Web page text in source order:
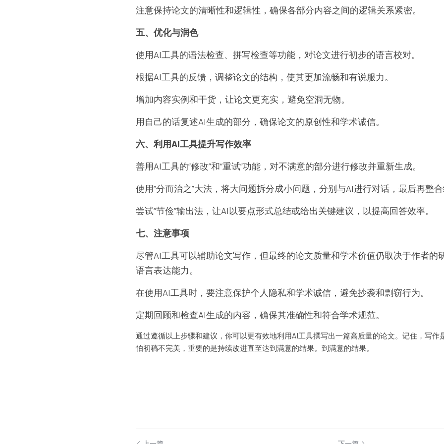
注意保持论文的清晰性和逻辑性，确保各部分内容之间的逻辑关系紧密。
五、优化与润色
使用AI工具的语法检查、拼写检查等功能，对论文进行初步的语言校对。
根据AI工具的反馈，调整论文的结构，使其更加流畅和有说服力。
增加内容实例和干货，让论文更充实，避免空洞无物。
用自己的话复述AI生成的部分，确保论文的原创性和学术诚信。
六、利用AI工具提升写作效率
善用AI工具的“修改”和“重试”功能，对不满意的部分进行修改并重新生成。
使用“分而治之”大法，将大问题拆分成小问题，分别与AI进行对话，最后再整
尝试“节俭”输出法，让AI以要点形式总结或给出关键建议，以提高回答效率。
七、注意事项
尽管AI工具可以辅助论文写作，但最终的论文质量和学术价值仍取决于作者的
语言表达能力。
在使用AI工具时，要注意保护个人隐私和学术诚信，避免抄袭和剽窃行为。
定期回顾和检查AI生成的内容，确保其准确性和符合学术规范。
通过遵循以上步骤和建议，你可以更有效地利用AI工具撰写出一篇高质量的论文。记住，写作
怕初稿不完美，重要的是持续改进直至达到满意的结果。到满意的结果。